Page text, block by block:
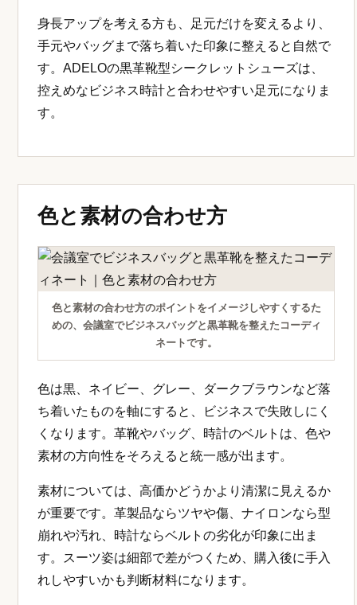
身長アップを考える方も、足元だけを変えるより、
手元やバッグまで落ち着いた印象に整えると自然で
す。ADELOの黒革靴型シークレットシューズは、
控えめなビジネス時計と合わせやすい足元になりま
す。
色と素材の合わせ方
色と素材の合わせ方のポイントをイメージしやすくするた
めの、会議室でビジネスバッグと黒革靴を整えたコーディ
ネートです。
色は黒、ネイビー、グレー、ダークブラウンなど落
ち着いたものを軸にすると、ビジネスで失敗しにく
くなります。革靴やバッグ、時計のベルトは、色や
素材の方向性をそろえると統一感が出ます。
素材については、高価かどうかより清潔に見えるか
が重要です。革製品ならツヤや傷、ナイロンなら型
崩れや汚れ、時計ならベルトの劣化が印象に出ま
す。スーツ姿は細部で差がつくため、購入後に手入
れしやすいかも判断材料になります。